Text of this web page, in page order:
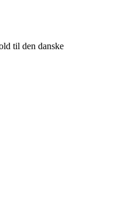
til den danske